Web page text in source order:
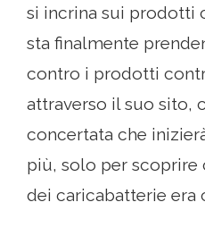
si incrina sui prodotti
sta finalmente
contro i prodotti
attraverso il suo sito,
concertata che
più, solo per scoprire
dei caricabatterie era